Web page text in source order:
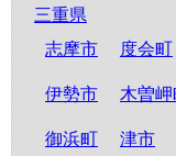
三重県
志摩市
度会町
伊勢市 木曽
御浜町 津市